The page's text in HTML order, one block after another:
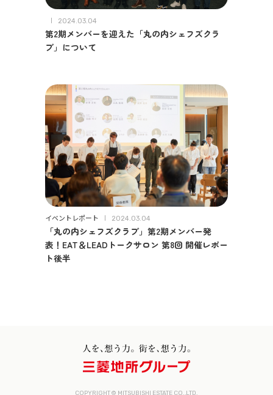
2024.03.04
第2期メンバーを迎えた「丸の内シェフズクラ
ブ」について
イベントレポート 2024.03.04
「丸の内シェフズクラブ」第2期メンバー発
表！EAT＆LEADトークサロン 第8回 開催レポー
ト後半
COPYRIGHT © MITSUBISHI ESTATE CO.,LTD.